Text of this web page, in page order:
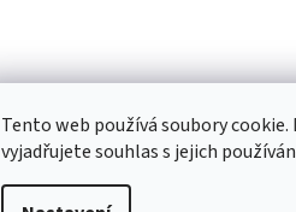
Tento web používá soubory
vyjadřujete souhlas s jejich